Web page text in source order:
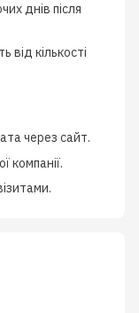
днів після
від кількості
через сайт.
компанії.